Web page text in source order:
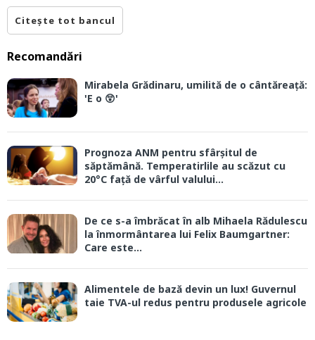
Citește tot bancul
Recomandări
Mirabela Grădinaru, umilită de o cântăreață:
'E o 😲'
Prognoza ANM pentru sfârșitul de
săptămână. Temperatirlile au scăzut cu
20°C față de vârful valului...
De ce s-a îmbrăcat în alb Mihaela Rădulescu
la înmormântarea lui Felix Baumgartner:
Care este...
Alimentele de bază devin un lux! Guvernul
taie TVA-ul redus pentru produsele agricole